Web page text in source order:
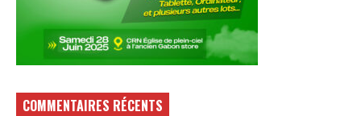
COMMENTAIRES RÉCENTS